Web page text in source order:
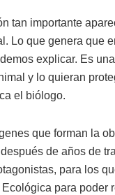
tan importante
Lo que genera que
explicar. Es
y lo quieran
el biólogo.
que forman la
después de años de
para los
para